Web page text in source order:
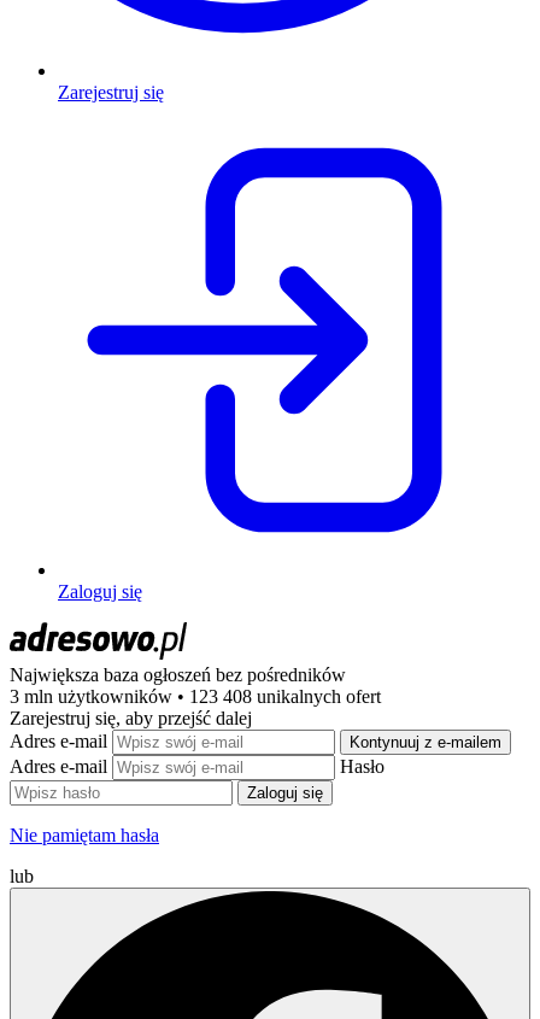
Zarejestruj się
Zaloguj się
Największa baza ogłoszeń bez pośredników
3 mln użytkowników • 123 408 unikalnych ofert
Zarejestruj się, aby przejść dalej
Adres e-mail
Kontynuuj z e-mailem
Adres e-mail Hasło
Zaloguj się
Nie pamiętam hasła
lub